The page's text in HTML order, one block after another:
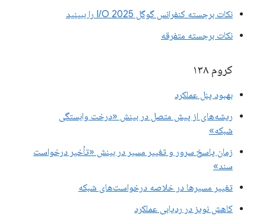
نکات برجسته کنفرانس گوگل I/O 2025 را ببینید
نکات برجسته متفرقه
کروم ۱۳۸
بهبود پنل عملکرد
ریشه‌های از پیش متصل در بینش «درخت وابستگی
شبکه»
زمان پاسخ سرور و تغییر مسیر در بینش «تأخیر درخواست
سند»
تغییر مسیرها در خلاصه درخواست‌های شبکه
کاهش نویز در ردیابی عملکرد